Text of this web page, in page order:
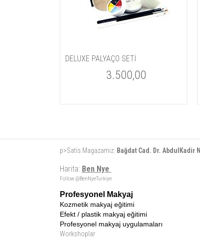
DELUXE PALYAÇO SETİ
3.500,00
p>Satis Magazamiz: Bağdat Cad. Dr. AbdulKadir
Harita: Ben Nye
Follow @BenNyeTurkiye
Profesyonel Makyaj
Kozmetik makyaj eğitimi
Efekt / plastik makyaj eğitimi
Profesyonel makyaj uygulamaları
Workshoplar